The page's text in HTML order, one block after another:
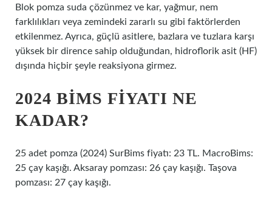
Blok pomza suda çözünmez ve kar, yağmur, nem
farklılıkları veya zemindeki zararlı su gibi faktörlerden
etkilenmez. Ayrıca, güçlü asitlere, bazlara ve tuzlara karşı
yüksek bir dirence sahip olduğundan, hidroflorik asit (HF)
dışında hiçbir şeyle reaksiyona girmez.
2024 BIMS FIYATI NE
KADAR?
25 adet pomza (2024) SurBims fiyatı: 23 TL. MacroBims:
25 çay kaşığı. Aksaray pomzası: 26 çay kaşığı. Taşova
pomzası: 27 çay kaşığı.